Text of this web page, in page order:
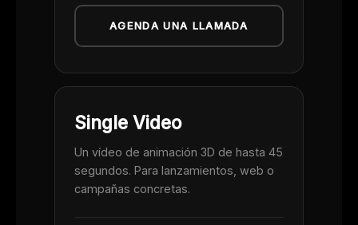
AGENDA UNA LLAMADA
Single Video
Un vídeo de animación 3D de hasta 45
segundos. Para lanzamientos, web o
campañas concretas.